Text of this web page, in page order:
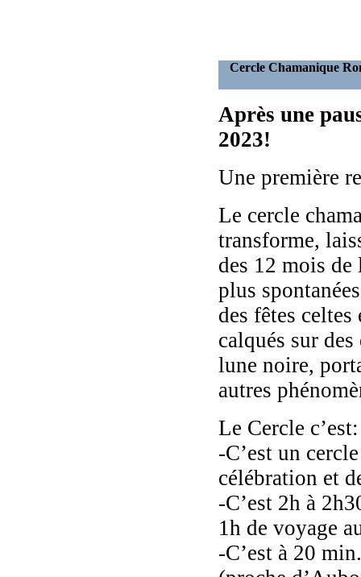
Cercle
Après une
2023!
Une première
Le cercle
transforme,
des 12 mois de
plus
des fêtes celtes
calqués sur
lune noire,
autres
Le Cercle c’est:
-C’est un
célébration et
-C’est 2h à
1h de voyage
-C’est à 20